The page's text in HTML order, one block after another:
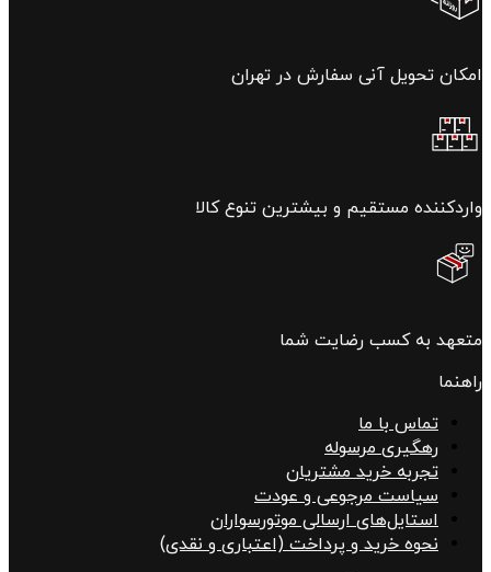
امکان تحویل آنی سفارش در تهران
واردکننده مستقیم و بیشترین تنوع کالا
متعهد به کسب رضایت شما
راهنما
تماس با ما
رهگیری مرسوله
تجربه خرید مشتریان
سیاست مرجوعی و عودت
استایل‌های ارسالی موتورسواران
نحوه خرید و پرداخت (اعتباری و نقدی)